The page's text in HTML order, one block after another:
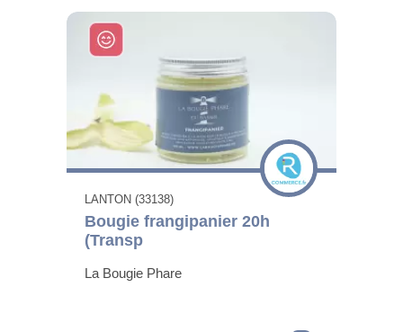
LANTON (33138)
Bougie frangipanier 20h
(Transp
La Bougie Phare